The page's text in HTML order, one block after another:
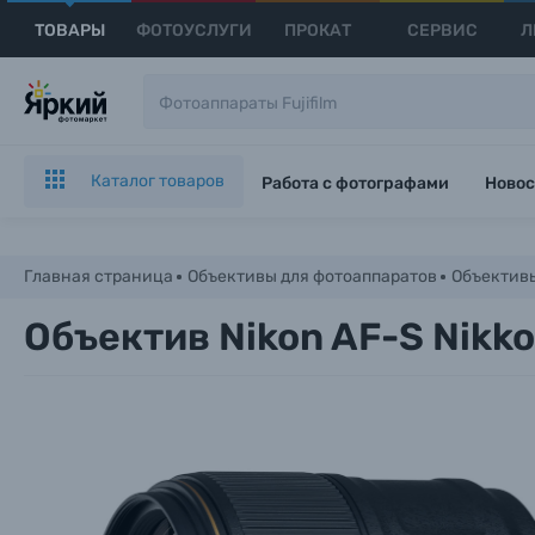
ТОВАРЫ ФОТОУСЛУГИ ПРОКАТ СЕРВИС
Каталог товаров Работа с фотографами
Главная страница Объективы для фотоаппаратов
Объектив Nikon AF-S